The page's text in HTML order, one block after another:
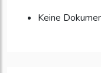
Keine